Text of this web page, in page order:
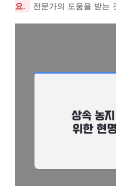
요.
전문가의 도움을 받는